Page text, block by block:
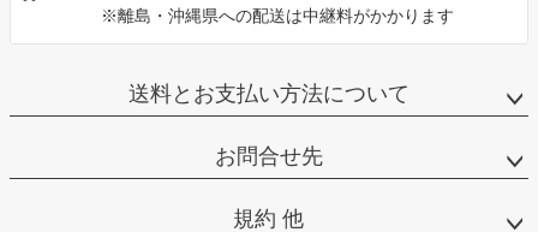
※離島・沖縄県への配送は中継料がかかります
送料とお支払い方法について
お問合せ先
規約 他